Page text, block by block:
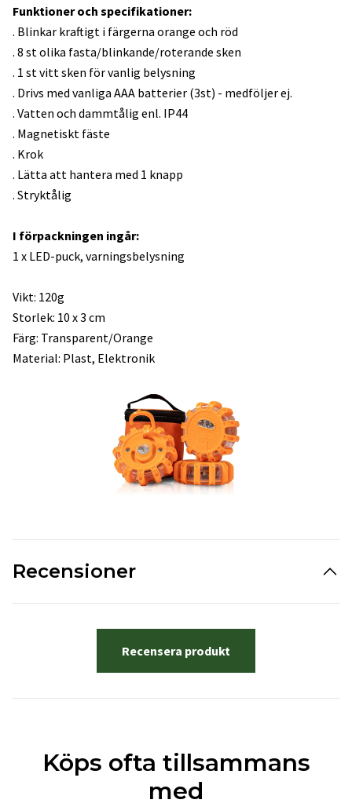
Funktioner och specifikationer:
. Blinkar kraftigt i färgerna orange och röd
. 8 st olika fasta/blinkande/roterande sken
. 1 st vitt sken för vanlig belysning
. Drivs med vanliga AAA batterier (3st) - medföljer ej.
. Vatten och dammtålig enl. IP44
. Magnetiskt fäste
. Krok
. Lätta att hantera med 1 knapp
. Stryktålig
I förpackningen ingår:
1 x LED-puck, varningsbelysning
Vikt: 120g
Storlek: 10 x 3 cm
Färg: Transparent/Orange
Material: Plast, Elektronik
Recensioner
Recensera produkt
Köps ofta tillsammans
med